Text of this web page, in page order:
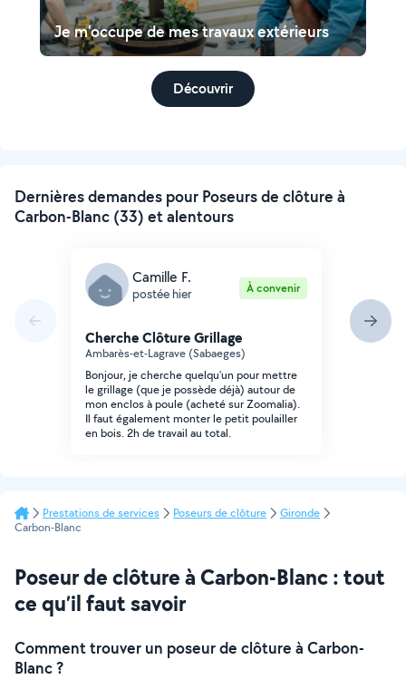
Je m'occupe de mes travaux extérieurs
Découvrir
Dernières demandes pour Poseurs de clôture à
Carbon-Blanc (33) et alentours
Camille F.
postée hier À convenir
Cherche Clôture Grillage
Ambarès-et-Lagrave (Sabaeges)
Bonjour, je cherche quelqu'un pour mettre
le grillage (que je possède déjà) autour de
mon enclos à poule (acheté sur Zoomalia).
Il faut également monter le petit poulailler
en bois. 2h de travail au total.
Prestations de services Poseurs de clôture
Gironde
Carbon-Blanc
Poseur de clôture à Carbon-Blanc : tout
ce qu’il faut savoir
Comment trouver un poseur de clôture à Carbon-
Blanc ?